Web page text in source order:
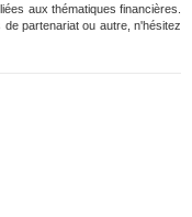
aux thématiques financières.
partenariat ou autre, n'hésitez